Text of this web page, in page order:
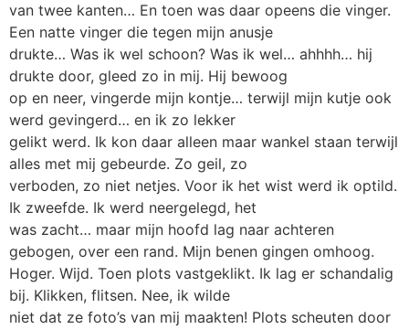
van twee kanten… En toen was daar opeens die vinger.
Een natte vinger die tegen mijn anusje
drukte… Was ik wel schoon? Was ik wel… ahhhh… hij
drukte door, gleed zo in mij. Hij bewoog
op en neer, vingerde mijn kontje… terwijl mijn kutje ook
werd gevingerd… en ik zo lekker
gelikt werd. Ik kon daar alleen maar wankel staan terwijl
alles met mij gebeurde. Zo geil, zo
verboden, zo niet netjes. Voor ik het wist werd ik optild.
Ik zweefde. Ik werd neergelegd, het
was zacht… maar mijn hoofd lag naar achteren
gebogen, over een rand. Mijn benen gingen omhoog.
Hoger. Wijd. Toen plots vastgeklikt. Ik lag er schandalig
bij. Klikken, flitsen. Nee, ik wilde
niet dat ze foto’s van mij maakten! Plots scheuten door